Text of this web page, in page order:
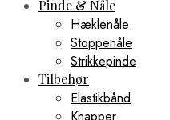
Pinde & Nåle
Hæklenåle
Stoppenåle
Strikkepinde
Tilbehør
Elastikbånd
Knapper